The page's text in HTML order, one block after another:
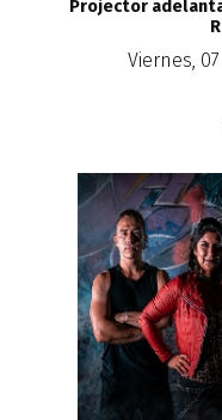
Projector
Viernes,